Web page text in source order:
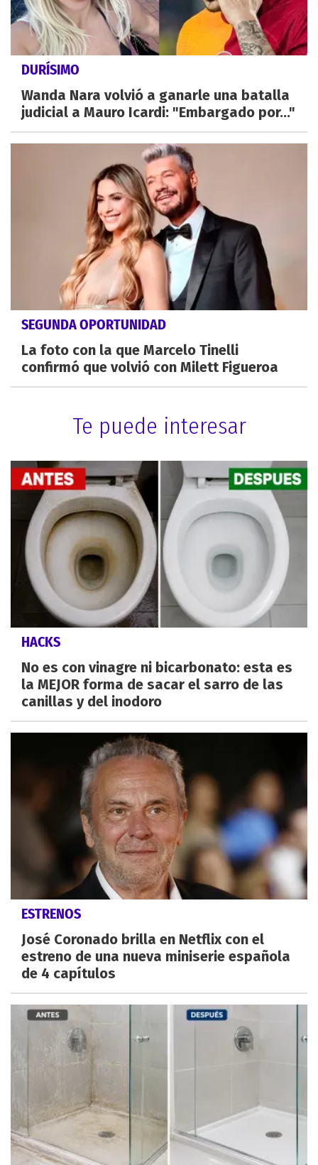
DURÍSIMO
Wanda Nara volvió a ganarle una batalla
judicial a Mauro Icardi: "Embargado por..."
SEGUNDA OPORTUNIDAD
La foto con la que Marcelo Tinelli
confirmó que volvió con Milett Figueroa
Te puede interesar
HACKS
No es con vinagre ni bicarbonato: esta es
la MEJOR forma de sacar el sarro de las
canillas y del inodoro
ESTRENOS
José Coronado brilla en Netflix con el
estreno de una nueva miniserie española
de 4 capítulos